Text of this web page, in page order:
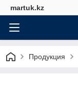
martuk.kz
Продукция